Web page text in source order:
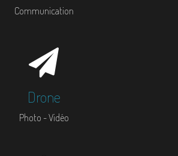
Communication
Drone
Photo - Vidéo